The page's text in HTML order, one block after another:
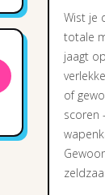
Wist je
totale
jaagt
of
scoren